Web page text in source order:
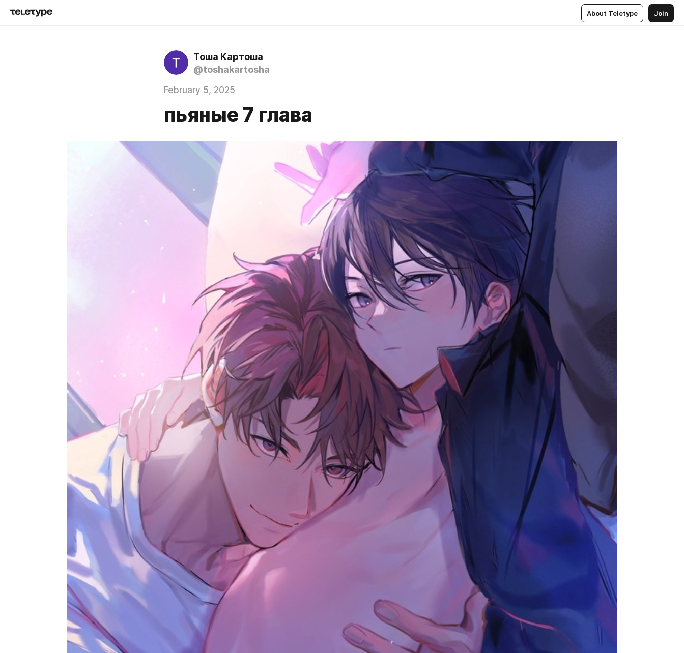
About Teletype Join
Тоша Картоша
@toshakartosha
February 5, 2025
пьяные 7 глава